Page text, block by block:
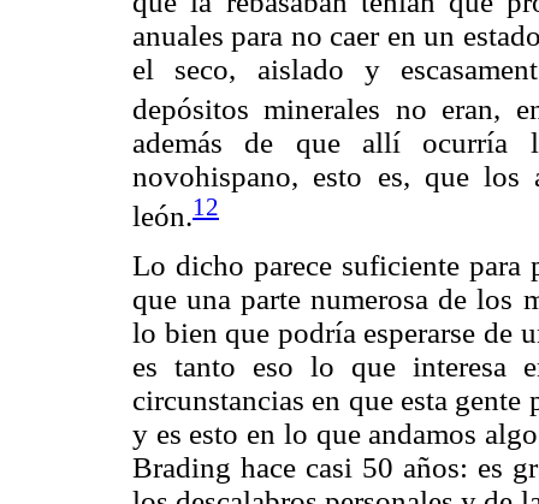
anuales para no caer en un
el seco, aislado y
depósitos minerales no eran,
además de que allí ocurría
novohispano, esto es, que los
león.12
Lo dicho parece suficiente
que una parte numerosa de los
lo bien que podría esperarse de
es tanto eso lo que interesa
circunstancias en que esta
y es esto en lo que andamos
Brading hace casi 50 años: es